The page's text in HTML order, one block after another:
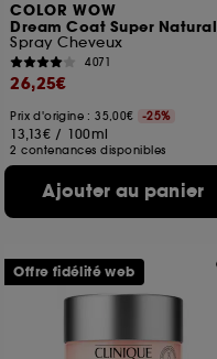
COLOR WOW
Dream Coat Super Natural
Spray Cheveux
4071
26,25€
Prix d'origine : 35,00€ -25%
13,13€ / 100ml
2 contenances disponibles
Ajouter au panier
Offre fidélité web